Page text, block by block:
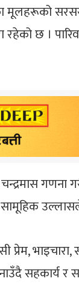
मूलहरूको
छ ।
सामूहिक
सहकार्य